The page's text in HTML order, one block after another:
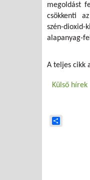
megoldást
csökkenti
szén-
alapanyag-
A teljes cikk
Külső hírek